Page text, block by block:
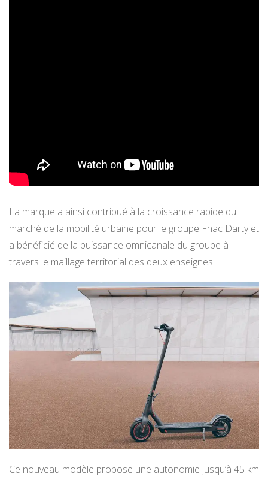
La marque a ainsi contribué à la croissance rapide du
marché de la mobilité urbaine pour le groupe Fnac Darty et
a bénéficié de la puissance omnicanale du groupe à
travers le maillage territorial des deux enseignes.
Ce nouveau modèle propose une autonomie jusqu’à 45 km